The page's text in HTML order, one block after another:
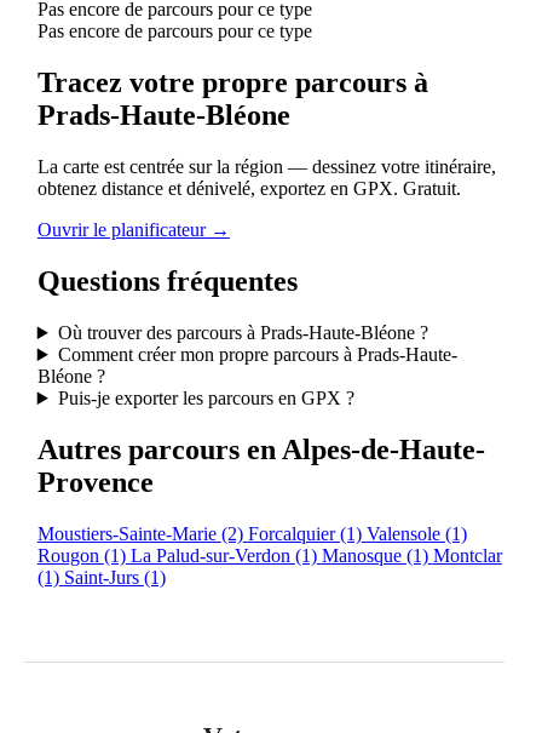
Pas encore de parcours pour ce type
Pas encore de parcours pour ce type
Tracez votre propre parcours à
Prads-Haute-Bléone
La carte est centrée sur la région — dessinez votre itinéraire,
obtenez distance et dénivelé, exportez en GPX. Gratuit.
Ouvrir le planificateur →
Questions fréquentes
Où trouver des parcours à Prads-Haute-Bléone ?
Comment créer mon propre parcours à Prads-Haute-
Bléone ?
Puis-je exporter les parcours en GPX ?
Autres parcours en Alpes-de-Haute-
Provence
Moustiers-Sainte-Marie (2) Forcalquier(1) Valensole (1)
Rougon (1) La Palud-sur-Verdon (1) Manosque (1) Montclar
(1) Saint-Jurs (1)